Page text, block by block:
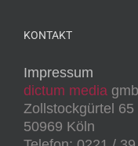
KONTAKT
Impressum
dictum media
Zollstockgürtel 65
50969 Köln